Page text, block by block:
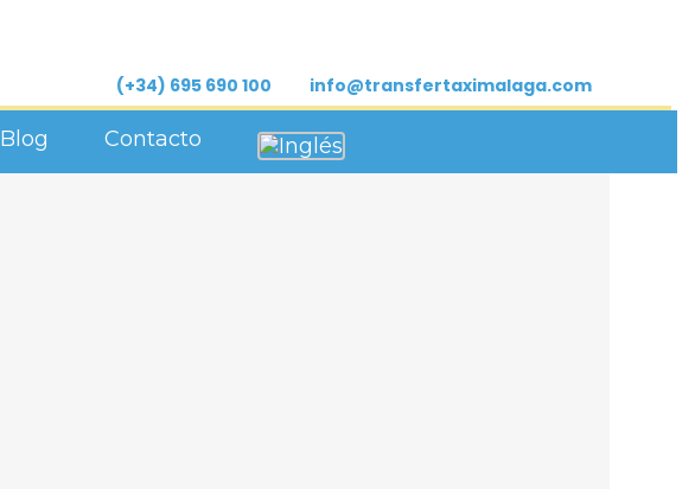
(+34) 695 690 100 info@transfertaximalaga.com
Blog Contacto